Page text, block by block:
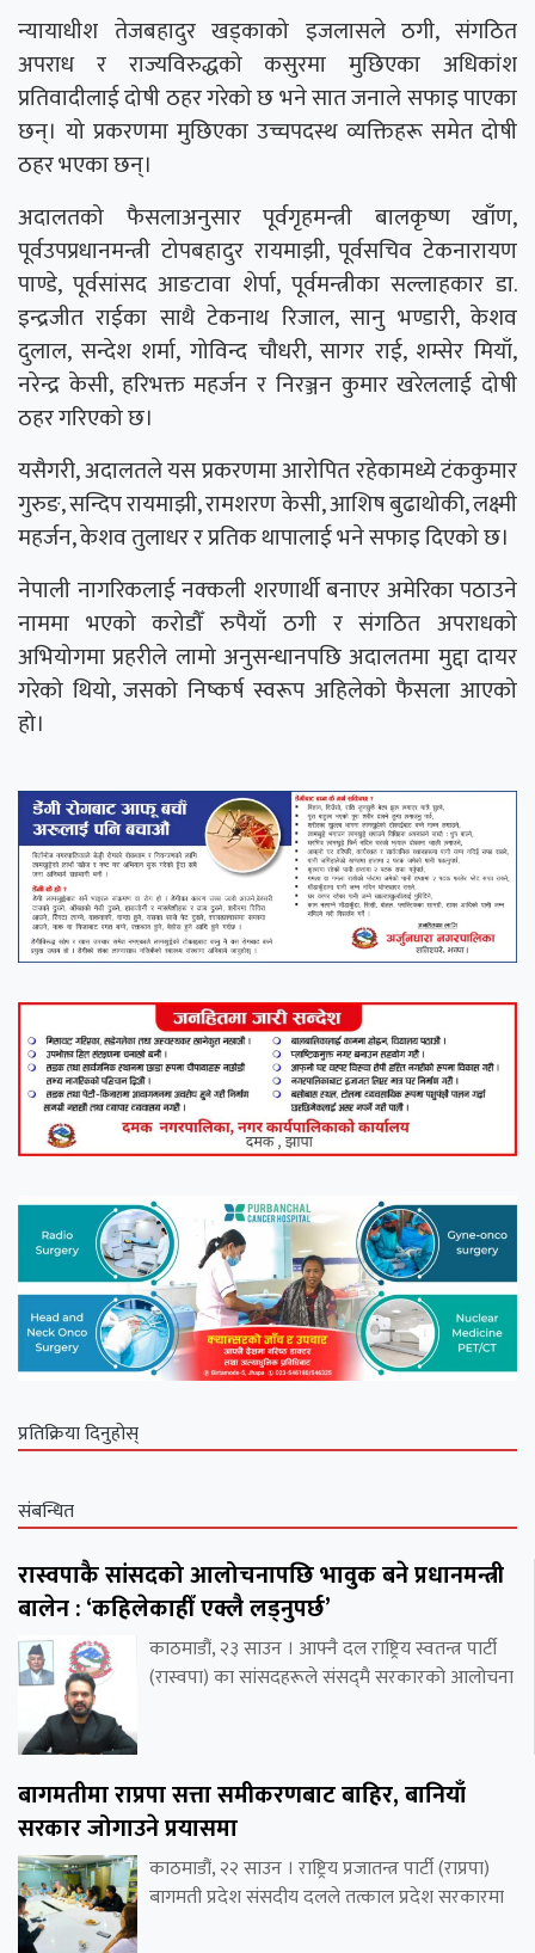
न्यायाधीश तेजबहादुर खड्काको इजलासले ठगी, संगठित
अपराध र राज्यविरुद्धको कसुरमा मुछिएका अधिकांश
प्रतिवादीलाई दोषी ठहर गरेको छ भने सात जनाले सफाइ पाएका
छन्। यो प्रकरणमा मुछिएका उच्चपदस्थ व्यक्तिहरू समेत दोषी
ठहर भएका छन्।
अदालतको फैसलाअनुसार पूर्वगृहमन्त्री बालकृष्ण खाँण,
पूर्वउपप्रधानमन्त्री टोपबहादुर रायमाझी, पूर्वसचिव टेकनारायण
पाण्डे, पूर्वसांसद आङटावा शेर्पा, पूर्वमन्त्रीका सल्लाहकार डा.
इन्द्रजीत राईका साथै टेकनाथ रिजाल, सानु भण्डारी, केशव
दुलाल, सन्देश शर्मा, गोविन्द चौधरी, सागर राई, शम्सेर मियाँ,
नरेन्द्र केसी, हरिभक्त महर्जन र निरञ्जन कुमार खरेललाई दोषी
ठहर गरिएको छ।
यसैगरी, अदालतले यस प्रकरणमा आरोपित रहेकामध्ये टंककुमार
गुरुङ, सन्दिप रायमाझी, रामशरण केसी, आशिष बुढाथोकी, लक्ष्मी
महर्जन, केशव तुलाधर र प्रतिक थापालाई भने सफाइ दिएको छ।
नेपाली नागरिकलाई नक्कली शरणार्थी बनाएर अमेरिका पठाउने
नाममा भएको करोडौँ रुपैयाँ ठगी र संगठित अपराधको
अभियोगमा प्रहरीले लामो अनुसन्धानपछि अदालतमा मुद्दा दायर
गरेको थियो, जसको निष्कर्ष स्वरूप अहिलेको फैसला आएको
हो।
प्रतिक्रिया दिनुहोस्
संबन्धित
रास्वपाकै सांसदको आलोचनापछि भावुक बने प्रधानमन्त्री
बालेन : ‘कहिलेकाहीँ एक्लै लड्नुपर्छ’
काठमाडौं, २३ साउन । आफ्नै दल राष्ट्रिय स्वतन्त्र पार्टी
(रास्वपा) का सांसदहरूले संसद्‌मै सरकारको आलोचना
बागमतीमा राप्रपा सत्ता समीकरणबाट बाहिर, बानियाँ
सरकार जोगाउने प्रयासमा
काठमाडौं, २२ साउन । राष्ट्रिय प्रजातन्त्र पार्टी (राप्रपा)
बागमती प्रदेश संसदीय दलले तत्काल प्रदेश सरकारमा